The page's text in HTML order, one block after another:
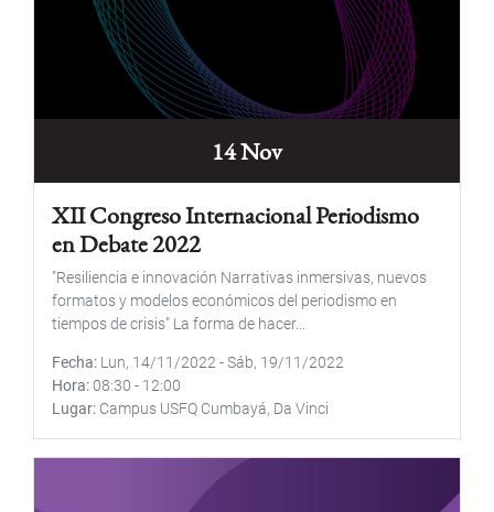
14 Nov
XII Congreso Internacional Periodismo
en Debate 2022
"Resiliencia e innovación Narrativas inmersivas, nuevos
formatos y modelos económicos del periodismo en
tiempos de crisis" La forma de hacer...
Fecha Lun, 14/11/2022-Sáb, 19/11/2022
Hora 08:30 - 12:00
Lugar Campus USFQ Cumbayá, Da Vinci